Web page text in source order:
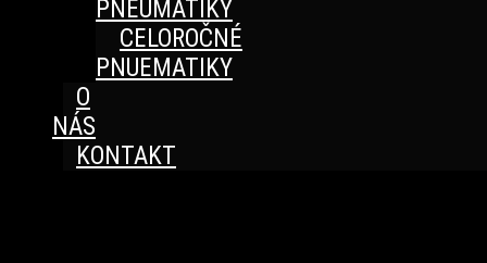
PNEUMATIKY
CELOROČNÉ
PNUEMATIKY
O
NÁS
KONTAKT